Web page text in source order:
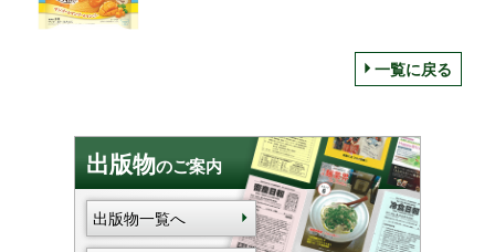
一覧に戻る
出版物のご案内
出版物一覧へ